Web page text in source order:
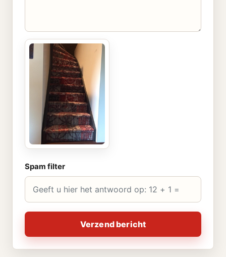
Spam filter
Verzend bericht